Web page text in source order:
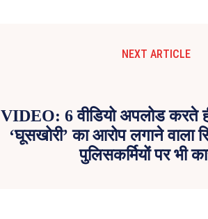
NEXT ARTICLE
VIDEO: 6 वीडियो अपलोड करते
‘घूसखोरी’ का आरोप लगाने वाला
पुलिसकर्मियों पर भी